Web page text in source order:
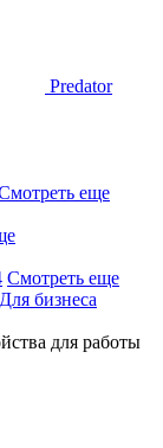
Predator
еще
Смотреть еще
Для бизнеса
для работы